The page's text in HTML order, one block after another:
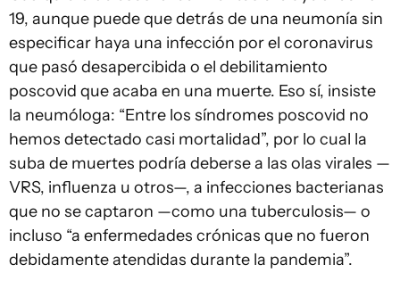
19, aunque puede que detrás de una neumonía sin
especificar haya una infección por el coronavirus
que pasó desapercibida o el debilitamiento
poscovid que acaba en una muerte. Eso sí, insiste
la neumóloga: “Entre los síndromes poscovid no
hemos detectado casi mortalidad”, por lo cual la
suba de muertes podría deberse a las olas virales —
VRS, influenza u otros—, a infecciones bacterianas
que no se captaron —como una tuberculosis— o
incluso “a enfermedades crónicas que no fueron
debidamente atendidas durante la pandemia”.